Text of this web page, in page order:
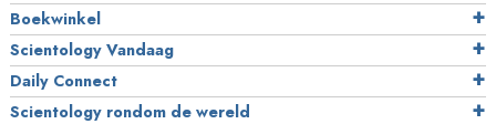
Boekwinkel
Scientology Vandaag
Daily Connect
Scientology rondom de wereld